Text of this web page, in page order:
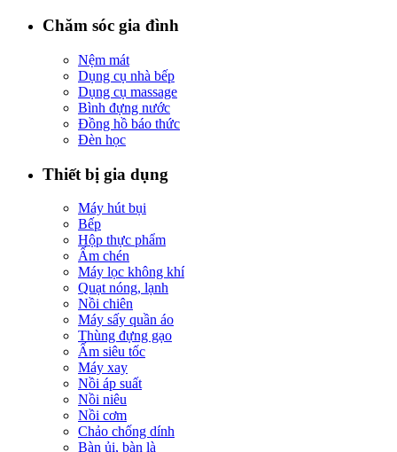
Chăm sóc gia đình
Nệm mát
Dụng cụ nhà bếp
Dụng cụ massage
Bình đựng nước
Đồng hồ báo thức
Đèn học
Thiết bị gia dụng
Máy hút bụi
Bếp
Hộp thực phẩm
Ấm chén
Máy lọc không khí
Quạt nóng, lạnh
Nồi chiên
Máy sấy quần áo
Thùng đựng gạo
Ấm siêu tốc
Máy xay
Nồi áp suất
Nồi niêu
Nồi cơm
Chảo chống dính
Bàn ủi, bàn là